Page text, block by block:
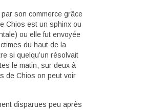
son commerce grâce
Chios est un sphinx ou
ou elle fut envoyée
du haut de la
si quelqu’un résolvait
le matin, sur deux à
de Chios on peut voir
disparues peu après